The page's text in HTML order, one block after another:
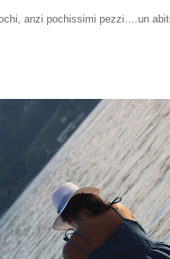
anzi pochissimi pezzi….un